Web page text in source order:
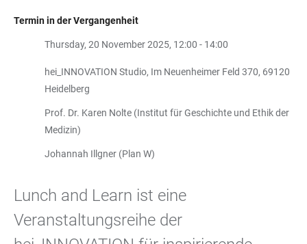
Termin in der Vergangenheit
Thursday, 20 November 2025, 12:00 - 14:00
hei_INNOVATION Studio, Im Neuenheimer Feld 370, 69120
Heidelberg
Prof. Dr. Karen Nolte (Institut für Geschichte und Ethik der
Medizin)
Johannah Illgner (Plan W)
Lunch and Learn ist eine
Veranstaltungsreihe der